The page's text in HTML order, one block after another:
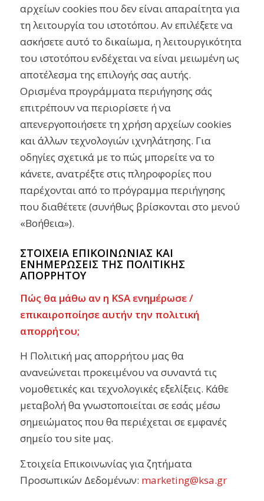
αρχείων cookies που δεν είναι απαραίτητα για
τη λειτουργία του ιστοτόπου. Αν επιλέξετε να
ασκήσετε αυτό το δικαίωμα, η λειτουργικότητα
του ιστοτόπου ενδέχεται να είναι μειωμένη ως
αποτέλεσμα της επιλογής σας αυτής.
Ορισμένα προγράμματα περιήγησης σάς
επιτρέπουν να περιορίσετε ή να
απενεργοποιήσετε τη χρήση αρχείων cookies
και άλλων τεχνολογιών ιχνηλάτησης. Για
οδηγίες σχετικά με το πώς μπορείτε να το
κάνετε, ανατρέξτε στις πληροφορίες που
παρέχονται από το πρόγραμμα περιήγησης
που διαθέτετε (συνήθως βρίσκονται στο μενού
«Βοήθεια»).
ΣΤΟΙΧΕΙΑ ΕΠΙΚΟΙΝΩΝΙΑΣ ΚΑΙ
ΕΝΗΜΕΡΩΣΕΙΣ ΤΗΣ ΠΟΛΙΤΙΚΗΣ
ΑΠΟΡΡΗΤΟΥ
Πώς θα μάθω αν η KSA ενημέρωσε /
επικαιροποίησε αυτήν την πολιτική
απορρήτου;
Η Πολιτική μας απορρήτου μας θα
ανανεώνεται προκειμένου να συναντά τις
νομοθετικές και τεχνολογικές εξελίξεις. Κάθε
μεταβολή θα γνωστοποιείται σε εσάς μέσω
σημειώματος που θα περιέχεται σε εμφανές
σημείο του site μας.
Στοιχεία Επικοινωνίας για ζητήματα
Προσωπικών Δεδομένων: marketing@ksa.gr